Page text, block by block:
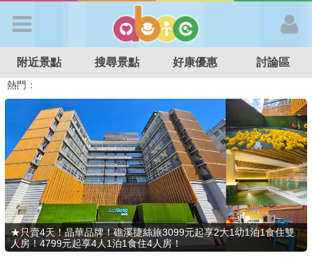
APP登入
首 頁
搜尋景點
好康優惠
最新消息
附近景點 搜尋景點 好康優惠 討論區
熱門：
特色遊戲場
親子住房優惠 台北親子餐廳 溫泉泡湯SPA
★只賣4天！晶華品牌！礁溪捷絲旅3099元起享2大1幼1泊1食住雙
人房！4799元起享4人1泊1食住4人房！